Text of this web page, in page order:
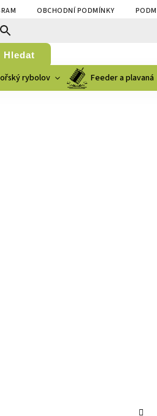
OBCHODNÍ PODMÍNKY
Hledat
rybolov Feeder a plavaná